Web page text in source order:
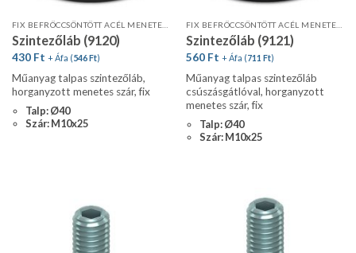
Szintezőláb (9120)
430 Ft + Áfa (546Ft)
Műanyag talpas szintezőláb,
horganyzott menetes szár, fix
Talp: Ø40
Szár: M10x25
Szintezőláb (9121)
560 Ft + Áfa (711 Ft)
Műanyag talpas szintezőláb
csúszásgátlóval, horganyzott
menetes szár, fix
Talp: Ø40
Szár: M10x25